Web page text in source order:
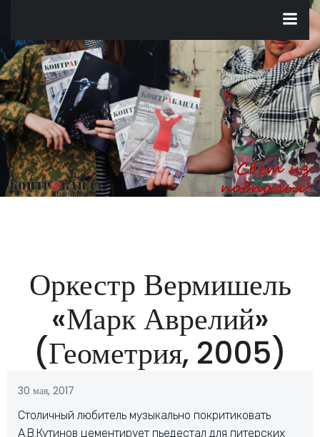
содержимому
Оркестр Вермишель
«Марк Аврелий»
(Геометрия, 2005)
30 мая, 2017
Столичный любитель музыкально покритиковать
А.В.Кутинов цементирует пьедестал для питерских